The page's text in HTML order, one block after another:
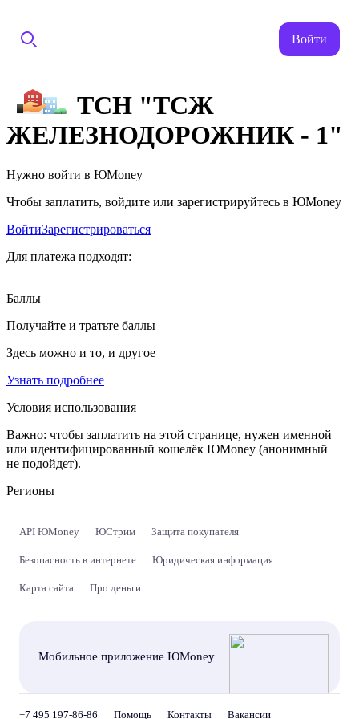
Войти
ТСН "ТСЖ
ЖЕЛЕЗНОДОРОЖНИК - 1"
Нужно войти в ЮMoney
Чтобы заплатить, войдите или зарегистрируйтесь в ЮMoney
ВойтиЗарегистрироваться
Для платежа подходят:
Баллы
Получайте и тратьте баллы
Здесь можно и то, и другое
Узнать подробнее
Условия использования
Важно: чтобы заплатить на этой странице, нужен именной
или идентифицированный кошелёк ЮMoney (анонимный
не подойдет).
Регионы
API ЮMoney ЮСтрим Защита покупателя
Безопасность в интернете Юридическая информация
Карта сайта Про деньги
Мобильное приложение ЮMoney
+7 495 197-86-86 Помощь Контакты Вакансии